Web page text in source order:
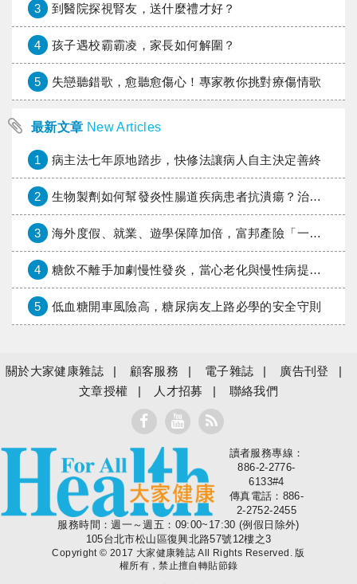
3 到醫院探視腎友，送什麼禮才好？
4 孩子遇校霸霸凌，家長如何解圍？
5 失戀聽錯歌，愈聽愈傷心！專家教你挑對療傷情歌
最新文章 New Articles
1 病主法七年原地踏步，快修法讓病人自主決定善終
2 生物製劑如何幫發炎性腸道疾病患者抗潰瘍？治療進展與健保給付困境一次看
3 海外度假、就業、遊學保障加倍，富邦產險「一期逐夢」專案加碼遠距醫療與緊急救援
4 糖飲不離手加劇慢性發炎，當心老化與慢性病提早報到
5 低血糖開車風險高，糖尿病友上路必學的安全守則
關於大家健康雜誌 顧客服務 電子雜誌
廣告刊登
文章授權
人才招募 聯絡我們
大家健康
讀者服務專線：
886-2-2776-
6133#4
傳真電話：886-
2-2752-2455
服務時間：週一～週五：09:00~17:30 (例假日除外)
105台北市松山區復興北路57號12樓之3
Copyright © 2017 大家健康雜誌 All Rights Reserved. 版
權所有，禁止擅自轉貼節錄